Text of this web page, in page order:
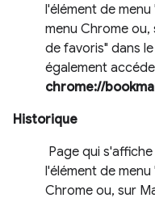
l'élément de
menu Chrome
de favoris" dans
également
chrome://
Historique
Page qui
l'élément de
Chrome ou, sur